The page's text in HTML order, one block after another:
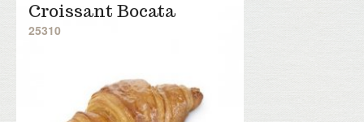
Croissant Bocata
25310